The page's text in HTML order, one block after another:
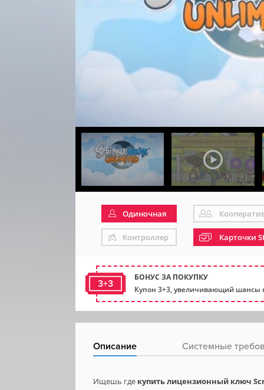
Одиночная
Контроллер Карточки
3+3
БОНУС ЗА ПОКУПКУ
Купон 3+3, увеличивающий шансы
Описание Системные
Ищешь где купить лицензионный ключ